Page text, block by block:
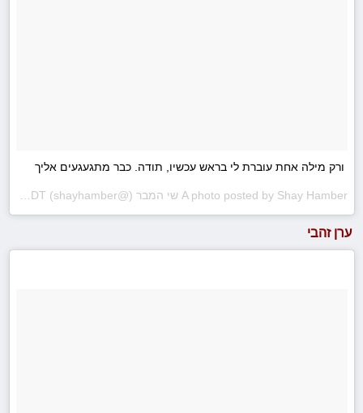
ורק מילה אחת עוברת לי בראש עכשיו, תודה. כבר מתגעגעים אליך
A photo posted by Shay Hamber שי המבר (@shayhamber) on Sep 28, 2016 at 1:37am PDT
ערן זהבי